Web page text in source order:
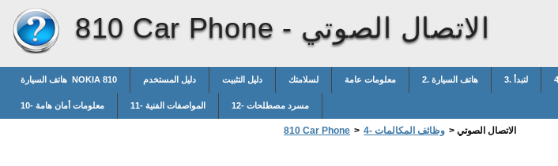
810 Car Phone - الاتصال الصوتي
هاتف السيارة NOKIA 810 دليل المستخدم دليل التثبيت لسلامتك معلومات عامة 2. هاتف السيارة 3. لتبدأ
10- معلومات أمان هامة 11- المواصفات الفنية 12- مسرد مصطلحات
810 Car Phone > 4- وظائف المكالمات > الاتصال الصوتي